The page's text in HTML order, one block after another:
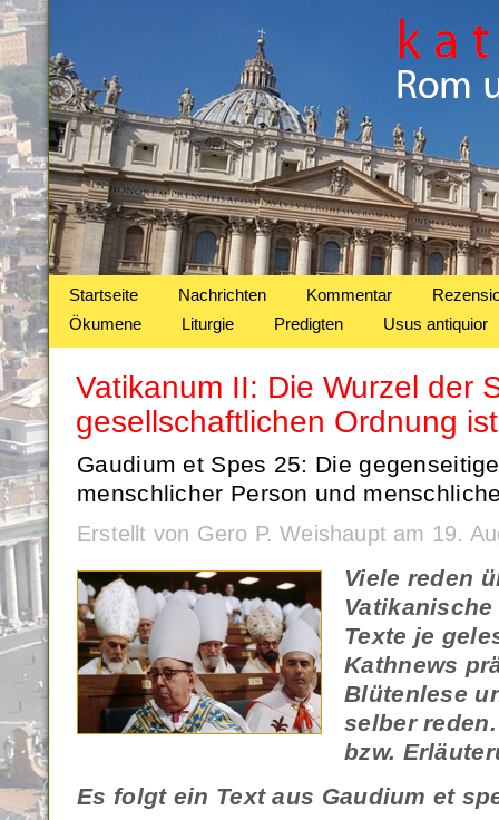
Startseite Nachrichten Kommentar
Ökumene
Liturgie Predigten Usus antiquior
Vatikanum II: Die Wurzel der
gesellschaftlichen Ordnung
Gaudium et Spes 25: Die
menschlicher Person und
Erstellt von Gero P. Weishaupt am 19.
Viele reden
Texte je
Kathnews
Blütenlese
selber
bzw.
Es folgt ein Text aus Gaudium et